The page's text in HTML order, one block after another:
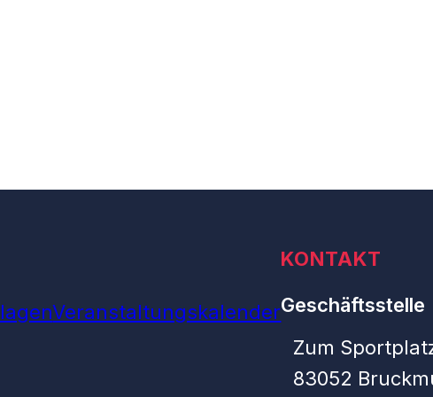
Veranstaltungskalender
KONTAKT
Geschäftsstelle
Zum
83052